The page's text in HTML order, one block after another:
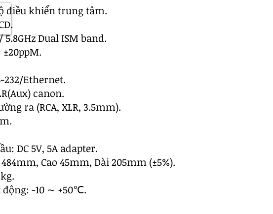
điều khiển trung tâm.
5.8GHz Dual ISM band.
232/Ethernet.
canon.
ra (RCA, XLR, 3.5mm).
DC 5V, 5A adapter.
Cao 45mm, Dài 205mm (±5%).
-10 ∼ +50℃.